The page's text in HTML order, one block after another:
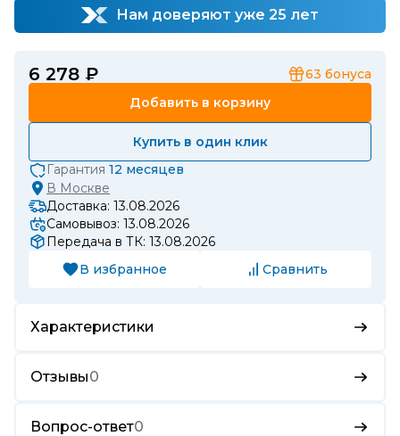
Нам доверяют уже 25 лет
6 278 ₽ 63 бонуса
Добавить в корзину
Купить в один клик
Гарантия 12 месяцев
В Москве
Доставка: 13.08.2026
Самовывоз: 13.08.2026
Передача в ТК: 13.08.2026
В избранное
Сравнить
Характеристики
Отзывы0
Вопрос-ответ0